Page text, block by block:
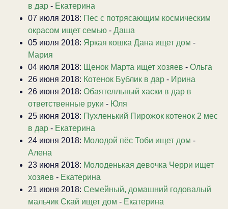
в дар - Екатерина
07 июля 2018: Пес с потрясающим космическим
окрасом ищет семью - Даша
05 июля 2018: Яркая кошка Дана ищет дом -
Мария
04 июля 2018: Щенок Марта ищет хозяев - Ольга
26 июня 2018: Котенок Бублик в дар - Ирина
26 июня 2018: Обаятелльный хаски в дар в
ответственные руки - Юля
25 июня 2018: Пухленький Пирожок котенок 2 мес
в дар - Екатерина
24 июня 2018: Молодой пёс Тоби ищет дом -
Алена
23 июня 2018: Молоденькая девочка Черри ищет
хозяев - Екатерина
21 июня 2018: Семейный, домашний годовалый
мальчик Скай ищет дом - Екатерина